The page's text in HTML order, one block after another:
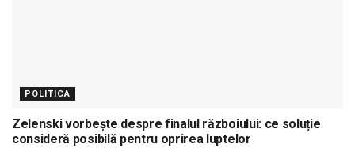
POLITICA
Zelenski vorbește despre finalul războiului: ce soluție
consideră posibilă pentru oprirea luptelor